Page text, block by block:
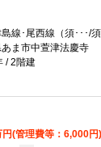
線･尾西線（須･･･/
ま市中萱津法慶寺
2階建
円(管理費等：6,000円)